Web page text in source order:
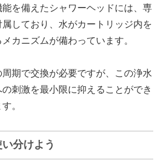
を備えたシャワーヘッドには、専
しており、水がカートリッジ内を
カニズムが備わっています。
期で交換が必要ですが、この浄水
刺激を最小限に抑えることができ
。
分けよう